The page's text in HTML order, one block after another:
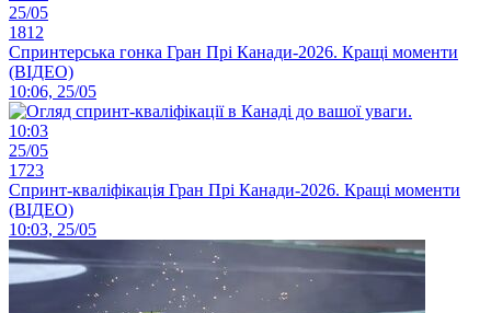
25/05
1812
Спринтерська гонка Гран Прі Канади-2026. Кращі моменти
(ВІДЕО)
10:06, 25/05
10:03
25/05
1723
Спринт-кваліфікація Гран Прі Канади-2026. Кращі моменти
(ВІДЕО)
10:03, 25/05